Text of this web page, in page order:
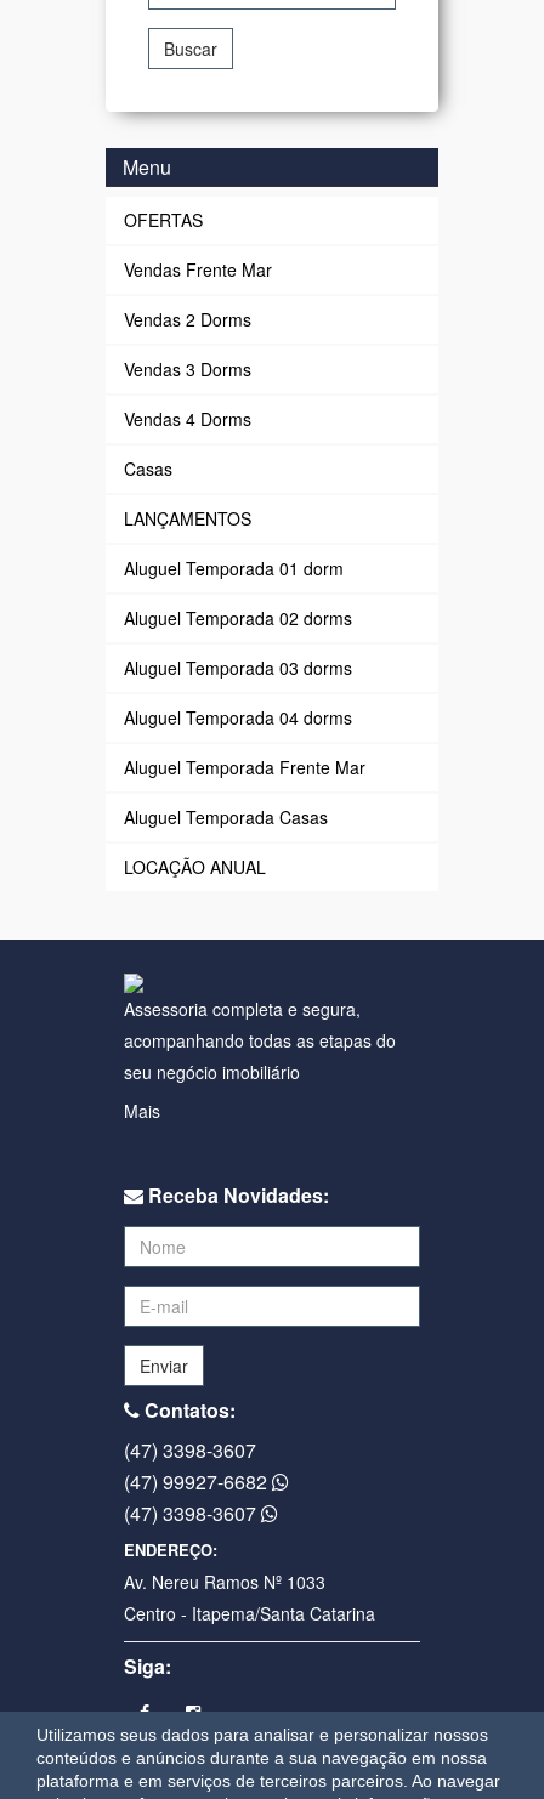
Utilizamos seus dados para analisar e personalizar nossos
conteúdos e anúncios durante a sua navegação em nossa
plataforma e em serviços de terceiros parceiros. Ao navegar
Buscar
Menu
OFERTAS
Vendas Frente Mar
Vendas 2 Dorms
Vendas 3 Dorms
Vendas 4 Dorms
Casas
LANÇAMENTOS
Aluguel Temporada 01 dorm
Aluguel Temporada 02 dorms
Aluguel Temporada 03 dorms
Aluguel Temporada 04 dorms
Aluguel Temporada Frente Mar
Aluguel Temporada Casas
LOCAÇÃO ANUAL
Assessoria completa e segura,
acompanhando todas as etapas do
seu negócio imobiliário
Mais
Receba Novidades:
Enviar
Contatos:
(47) 3398-3607
(47) 99927-6682
(47) 3398-3607
ENDEREÇO:
Av. Nereu Ramos Nº 1033
Centro - Itapema/Santa Catarina
Siga: